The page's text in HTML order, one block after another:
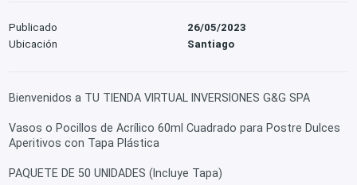
Publicado
26/05/2023
Ubicación
Santiago
Bienvenidos a TU TIENDA VIRTUAL INVERSIONES G&G SPA
Vasos o Pocillos de Acrílico 60ml Cuadrado para Postre Dulces
Aperitivos con Tapa Plástica
PAQUETE DE 50 UNIDADES (Incluye Tapa)